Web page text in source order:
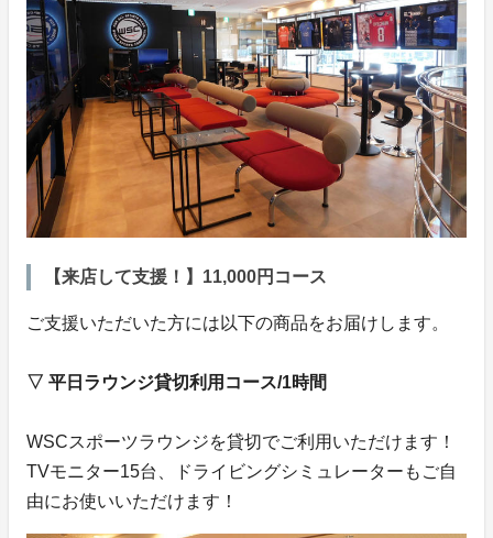
【来店して支援！】11,000円コース
ご支援いただいた方には以下の商品をお届けします。
▽ 平日ラウンジ貸切利用コース/1時間
WSCスポーツラウンジを貸切でご利用いただけます！
TVモニター15台、ドライビングシミュレーターもご自
由にお使いいただけます！